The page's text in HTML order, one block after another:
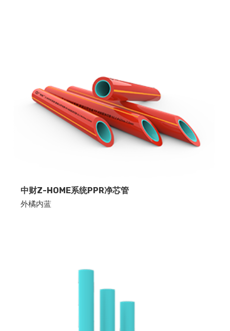
中财Z-HOME系统PPR净芯管
外橘内蓝